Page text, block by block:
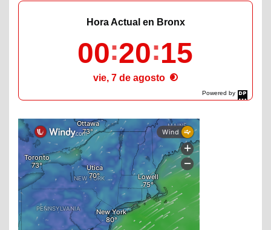
Powered by
DaysPedia.com
Hora Actual en Bronx
00 20 17
vie, 7 de agosto